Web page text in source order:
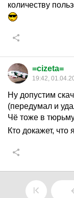
количеству
=cizeta=
19:42,
Ну допустим
(передумал и
Чё тоже в
Кто докажет,